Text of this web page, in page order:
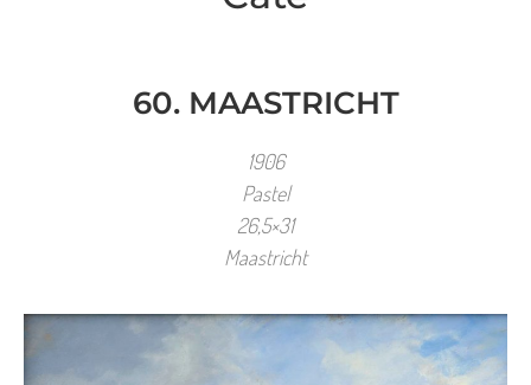
60. MAASTRICHT
1906
Pastel
26,5×31
Maastricht